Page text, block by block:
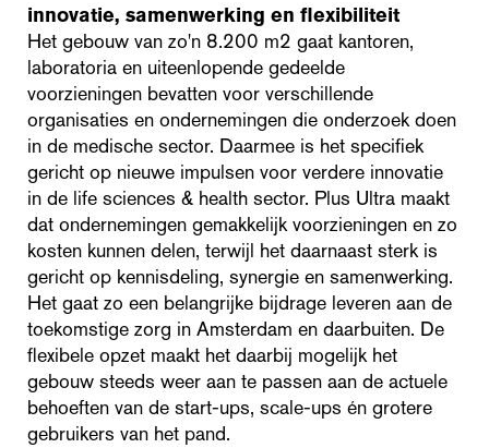
innovatie, samenwerking en flexibiliteit
Het gebouw van zo'n 8.200 m2 gaat kantoren,
laboratoria en uiteenlopende gedeelde
voorzieningen bevatten voor verschillende
organisaties en ondernemingen die onderzoek doen
in de medische sector. Daarmee is het specifiek
gericht op nieuwe impulsen voor verdere innovatie
in de life sciences & health sector. Plus Ultra maakt
dat ondernemingen gemakkelijk voorzieningen en zo
kosten kunnen delen, terwijl het daarnaast sterk is
gericht op kennisdeling, synergie en samenwerking.
Het gaat zo een belangrijke bijdrage leveren aan de
toekomstige zorg in Amsterdam en daarbuiten. De
flexibele opzet maakt het daarbij mogelijk het
gebouw steeds weer aan te passen aan de actuele
behoeften van de start-ups, scale-ups én grotere
gebruikers van het pand.